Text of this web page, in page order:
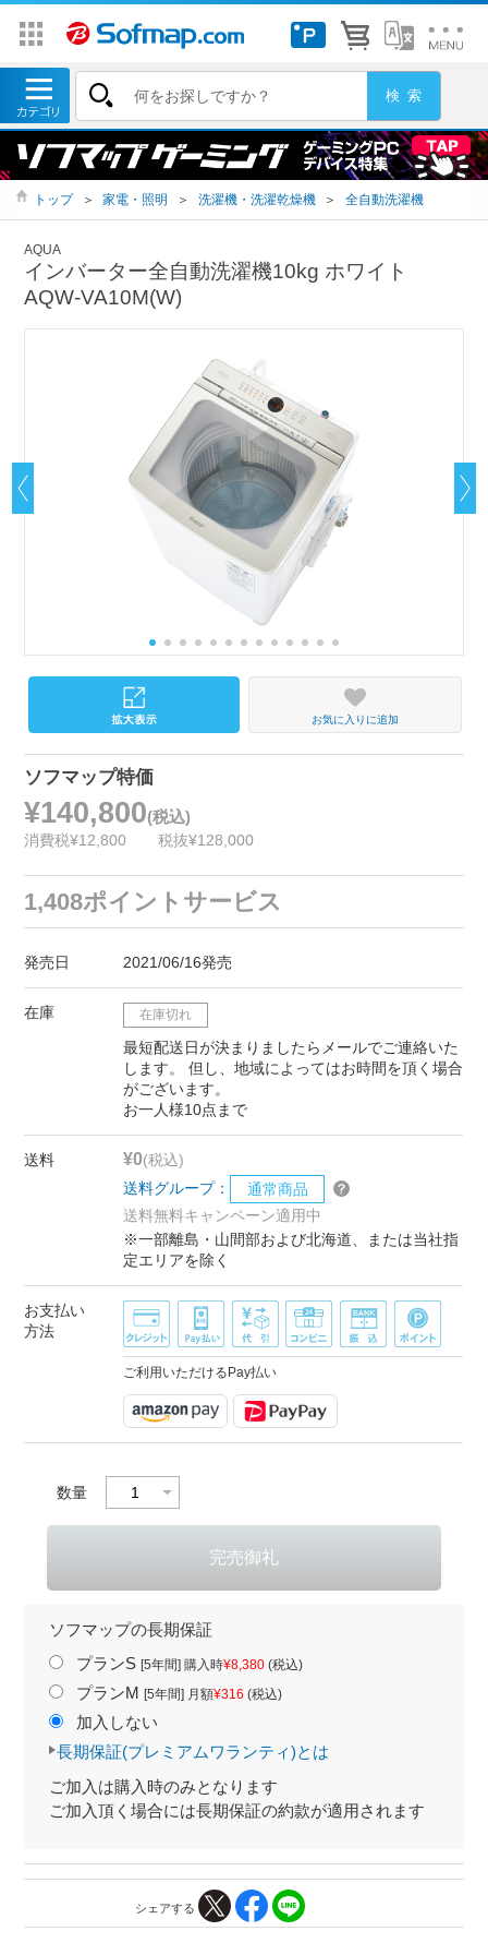
トップ ＞ 家電・照明 ＞ 洗濯機・洗濯乾燥機 ＞ 全自動洗濯機
AQUA
インバーター全自動洗濯機10kg ホワイト
AQW-VA10M(W)
お気に入りに追加
ソフマップ特価
¥140,800(税込)
消費税¥12,800 税抜¥128,000
1,408ポイントサービス
発売日 2021/06/16発売
在庫 在庫切れ
最短配送日が決まりましたらメールでご連絡いた
します。 但し、地域によってはお時間を頂く場合
がございます。
お一人様10点まで
送料 ¥0(税込)
送料グループ：
通常商品
送料無料キャンペーン適用中
※一部離島・山間部および北海道、または当社指
定エリアを除く
お支払い
方法
ご利用いただけるPay払い
数量
ソフマップの長期保証
プランS [5年間] 購入時¥8,380(税込)
プランM [5年間] 月額¥316 (税込)
加入しない
長期保証(プレミアムワランティ)とは
ご加入は購入時のみとなります
ご加入頂く場合には長期保証の約款が適用されます
シェアする